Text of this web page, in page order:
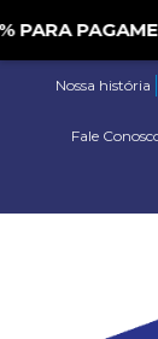
Nossa história
Fale